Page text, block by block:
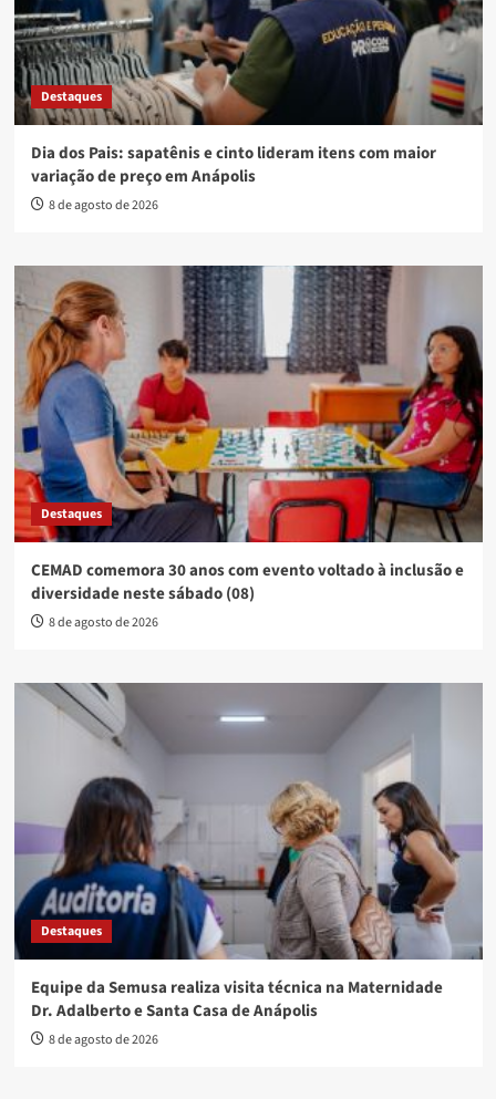
Destaques
Dia dos Pais: sapatênis e cinto lideram itens com maior
variação de preço em Anápolis
8 de agosto de 2026
Destaques
CEMAD comemora 30 anos com evento voltado à inclusão e
diversidade neste sábado (08)
8 de agosto de 2026
Destaques
Equipe da Semusa realiza visita técnica na Maternidade
Dr. Adalberto e Santa Casa de Anápolis
8 de agosto de 2026